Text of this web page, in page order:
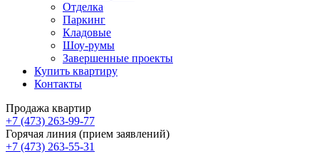
Отделка
Паркинг
Кладовые
Шоу-румы
Завершенные проекты
Купить квартиру
Контакты
Продажа квартир
+7 (473) 263-99-77
Горячая линия (прием заявлений)
+7 (473) 263-55-31